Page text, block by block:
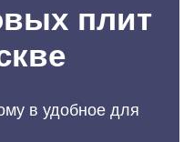
плит
в удобное для